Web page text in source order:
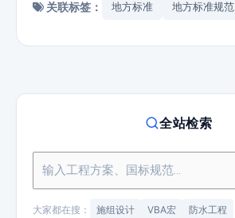
关联标签： 地方标准 地方标准规范
全站检索
大家都在搜： 施组设计 VBA宏 防水工程